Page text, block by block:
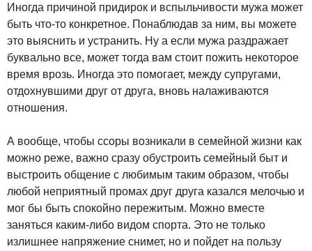
Иногда причиной придирок и вспыльчивости мужа может
быть что-то конкретное. Понаблюдав за ним, вы можете
это выяснить и устранить. Ну а если мужа раздражает
буквально все, может тогда вам стоит пожить некоторое
время врозь. Иногда это помогает, между супругами,
отдохнувшими друг от друга, вновь налаживаются
отношения.
А вообще, чтобы ссоры возникали в семейной жизни как
можно реже, важно сразу обустроить семейный быт и
выстроить общение с любимым таким образом, чтобы
любой неприятный промах друг друга казался мелочью и
мог бы быть спокойно пережитым. Можно вместе
заняться каким-либо видом спорта. Это не только
излишнее напряжение снимет, но и пойдет на пользу